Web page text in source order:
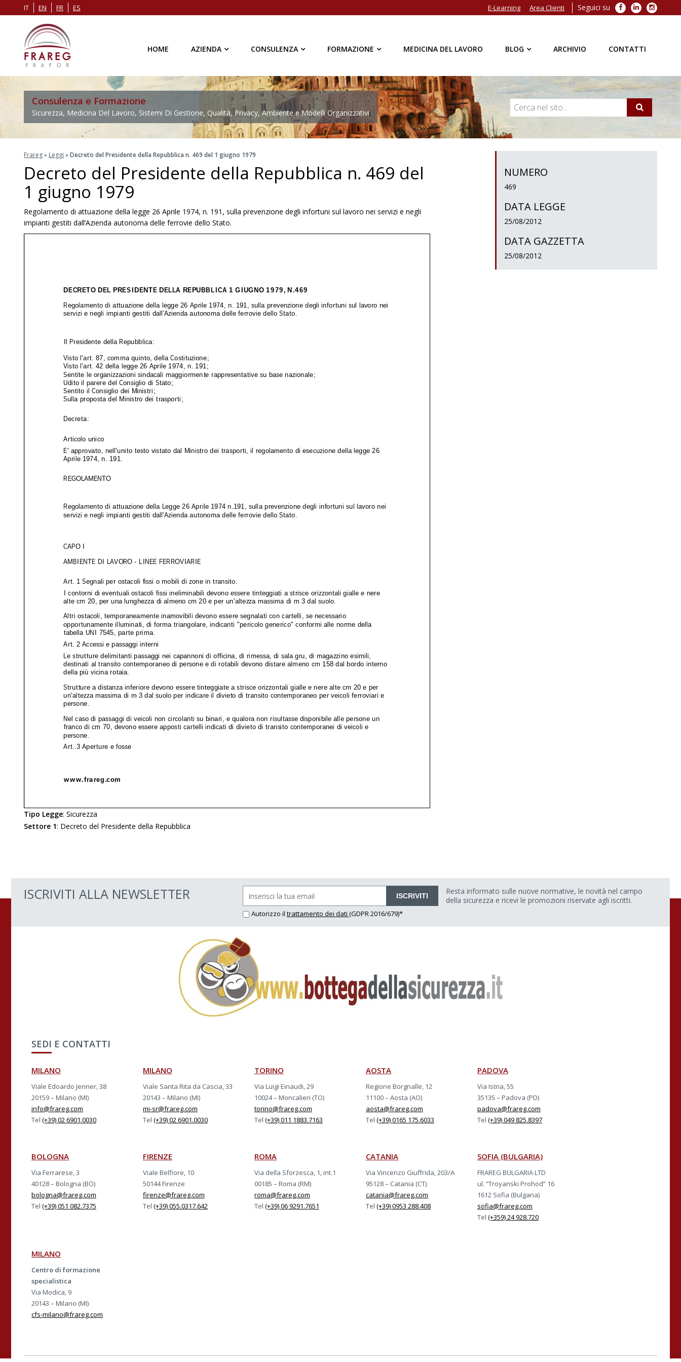
IT EN FR ES Seguici su Facebook
LinkedIn
E-Learning Area Clienti
HOME AZIENDA CONSULENZA FORMAZIONE MEDICINA DEL LAVORO BLOG ARCHIVIO CONTATTI
Consulenza e Formazione
Sicurezza, Medicina Del Lavoro, Sistemi Di Gestione, Qualità, Privacy, Ambiente e Modelli Organizzativi
Frareg» Leggi »Decreto del Presidente della Repubblica n. 469 del 1 giugno 1979
Decreto del Presidente della Repubblica n. 469 del
1 giugno 1979
Regolamento di attuazione della legge 26 Aprile 1974, n. 191, sulla prevenzione degli infortuni sul lavoro nei servizi e negli
impianti gestiti dall’Azienda autonoma delle ferrovie dello Stato.
Tipo Legge: Sicurezza
Settore 1: Decreto del Presidente della Repubblica
NUMERO
469
DATA LEGGE
25/08/2012
DATA GAZZETTA
25/08/2012
ISCRIVITI ALLA NEWSLETTER ISCRIVITI
Autorizzo il trattamento dei dati (GDPR 2016/679)*
Resta informato sulle nuove normative, le novità nel campo
della sicurezza e ricevi le promozioni riservate agli iscritti.
SEDI E CONTATTI
MILANO
Viale Edoardo Jenner, 38
20159 – Milano (MI)
info@frareg.com
Tel (+39) 02 6901.0030
MILANO
Viale Santa Rita da Cascia, 33
20143 – Milano (MI)
mi-sr@frareg.com
Tel (+39) 02 6901.0030
TORINO
Via Luigi Einaudi, 29
10024 – Moncalieri (TO)
torino@frareg.com
Tel (+39) 011 1883.7163
AOSTA
Regione Borgnalle, 12
11100 – Aosta (AO)
aosta@frareg.com
Tel (+39) 0165 175.6033
PADOVA
Via Istria, 55
35135 – Padova (PD)
padova@frareg.com
Tel (+39) 049 825.8397
BOLOGNA
Via Ferrarese, 3
40128 – Bologna (BO)
bologna@frareg.com
Tel (+39) 051 082.7375
FIRENZE
Viale Belfiore, 10
50144 Firenze
firenze@frareg.com
Tel (+39) 055.0317.642
ROMA
Via della Sforzesca, 1, int.1
00185 – Roma (RM)
roma@frareg.com
Tel (+39) 06 9291.7651
CATANIA
Via Vincenzo Giuffrida, 203/A
95128 – Catania (CT)
catania@frareg.com
Tel (+39) 0953 288.408
SOFIA (BULGARIA)
FRAREG BULGARIA LTD
ul. “Troyanski Prohod” 16
1612 Sofia (Bulgaria)
sofia@frareg.com
Tel (+359) 24 928.720
MILANO
Centro di formazione
specialistica
Via Modica, 9
20143 – Milano (MI)
cfs-milano@frareg.com